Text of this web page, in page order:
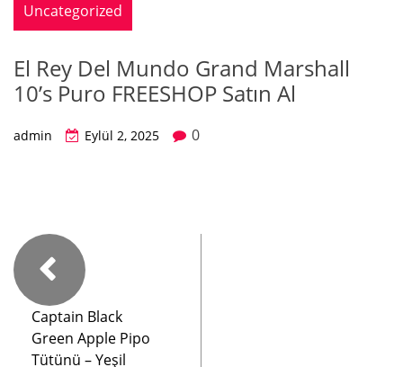
Uncategorized
El Rey Del Mundo Grand Marshall
10’s Puro FREESHOP Satın Al
admin Eylül 2, 2025 0
Captain Black
Green Apple Pipo
Tütünü – Yeşil